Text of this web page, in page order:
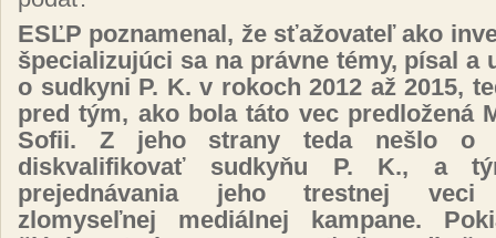
ESĽP poznamenal, že sťažovateľ ako
špecializujúci sa na právne témy, písal a
o sudkyni P. K. v rokoch 2012 až 2015,
pred tým, ako bola táto vec predložená
Sofii. Z jeho strany teda nešlo o
diskvalifikovať sudkyňu P. K., a
prejednávania jeho trestnej veci
zlomyseľnej mediálnej kampane.